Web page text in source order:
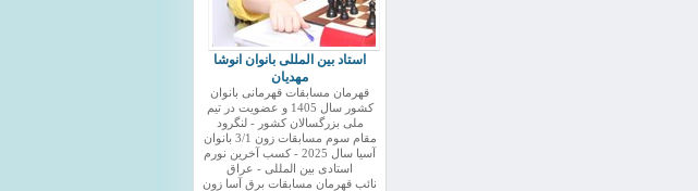
استاد بین المللی بانوان انوشا
مهدیان
قهرمان مسابقات قهرمانی بانوان
کشور سال 1405 و عضویت در تیم
ملی بزرگسالان کشور - لنگرود
مقام سوم مسابقات زون 3/1 بانوان
آسیا سال 2025 - کسب آخرین نورم
استادی بین المللی - عراق
نائب قهرمان مسابقات برق آسا زون